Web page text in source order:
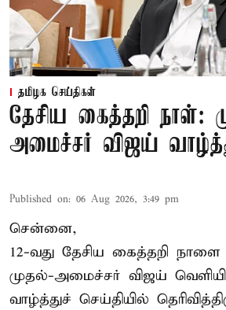
தமிழக செய்திகள்
தேசிய கைத்தறி நாள்:
அமைச்சர் விஜய்
Published on: 06 Aug 2026, 3:49 pm
சென்னை,
12-வது தேசிய கைத்தறி நாளை
முதல்-அமைச்சர் விஜய்
வாழ்த்துச் செய்தியில்